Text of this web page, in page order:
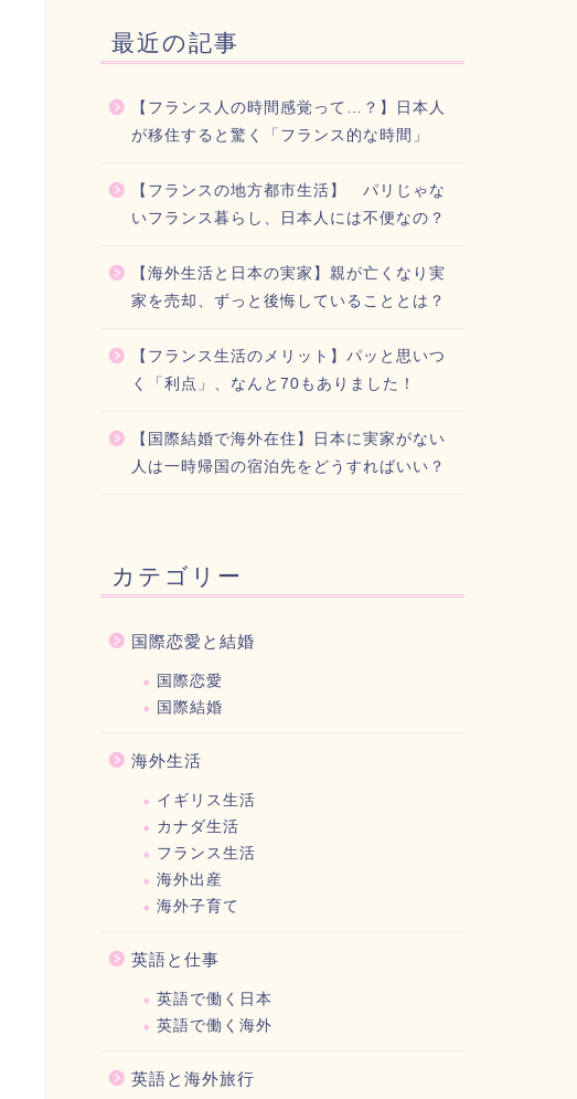
最近の記事
【フランス人の時間感覚って…？】日本人
が移住すると驚く「フランス的な時間」
【フランスの地方都市生活】 パリじゃな
いフランス暮らし、日本人には不便なの？
【海外生活と日本の実家】親が亡くなり実
家を売却、ずっと後悔していることとは？
【フランス生活のメリット】パッと思いつ
く「利点」、なんと70もありました！
【国際結婚で海外在住】日本に実家がない
人は一時帰国の宿泊先をどうすればいい？
カテゴリー
国際恋愛と結婚
国際恋愛
国際結婚
海外生活
イギリス生活
カナダ生活
フランス生活
海外出産
海外子育て
英語と仕事
英語で働く日本
英語で働く海外
英語と海外旅行